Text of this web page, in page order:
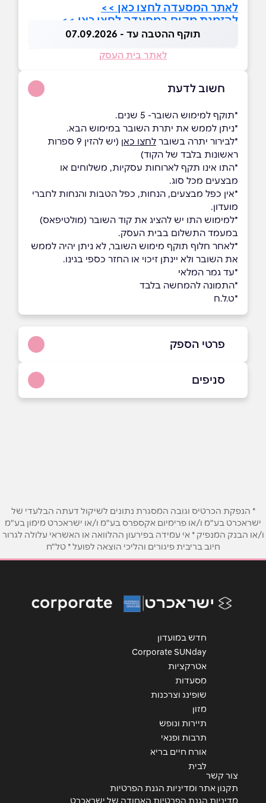
לאתר המסעדה לחצו כאן >>
להזמנת מקום במסעדה לחצו כאן >>
תוקף ההטבה עד - 07.09.2026
לאתר בית העסק
חשוב לדעת
*תוקף למימוש השובר- 5 שנים.
*ניתן לממש את יתרת השובר במימוש הבא.
*לבירור יתרה בשובר לחצו כאן
(יש להזין 9 ספרות
ראשונות בלבד של הקוד)
*התו אינו תקף לארוחות עסקיות, משלוחים או
מבצעים מכל סוג.
*אין כפל מבצעים, הנחות, כפל הטבות והנחות לחברי
מועדון.
*למימוש התו יש להציג את קוד השובר (מולטיפאס)
במעמד התשלום בבית העסק.
*לאחר חלוף תוקף מימוש השובר, לא ניתן יהיה לממש
את השובר ולא יינתן זיכוי או החזר כספי בגינו.
*עד גמר המלאי
*התמונה להמחשה בלבד
*ט.ל.ח
פרטי הספק
באתר באינסטגרם בוואטסאפ
אימייל*
אנא חזרו אלי בקשר ל...
סניפים
* הנפקת הכרטיס וגובה המסגרת נתונים לשיקול דעתה הבלעדי של
ישראכרט בע"מ ו/או פרימיום אקספרס בע"מ ו/או ישראכרט מימון בע"מ
ו/או הבנק המנפיק * אי עמידה בפירעון ההלוואה או האשראי עלולה לגרור
חיוב בריבית פיגורים והליכי הוצאה לפועל * טל"ח
חדש במועדון
Corporate SUNday
אטרקציות
מסעדות
שופינג וצרכנות
מזון
תיירות ונופש
תרבות ופנאי
אורח חיים בריא
לבית
צור קשר
תקנון אתר ומדיניות הגנת הפרטיות
מדיניות הגנת הפרטיות האחודה של ישראכרט